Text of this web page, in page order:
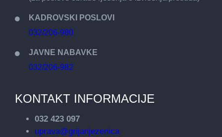
KADROVSKI POSLOVI
032/206-980
JAVNE NABAVKE
032/206-982
KONTAKT INFORMACIJE
032 423 097
uprava@grijanjezenica